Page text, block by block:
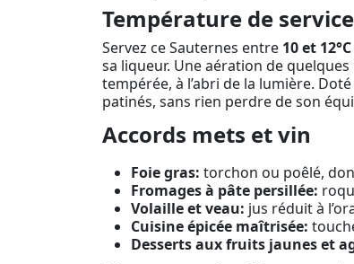
Température de
Servez ce Sauternes entre 10 et 12°C
sa liqueur. Une aération de
tempérée, à l’abri de la lumière.
patinés, sans rien perdre de son
Accords mets et vin
Foie gras: torchon ou poêlé,
Fromages à pâte persillée:
Volaille et veau: jus réduit à
Cuisine épicée maîtrisée:
Desserts aux fruits jaunes et